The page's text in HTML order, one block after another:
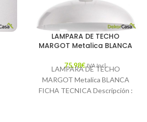
LAMPARA DE TECHO
MARGOT Metalica BLANCA
75,98€ IVA Incl.
LAMPARA DE TECHO
MARGOT Metalica BLANCA
FICHA TECNICA Descripción :